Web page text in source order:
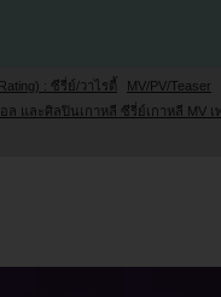
: ซีรี่ย์/วาไรตี้
MV/PV/Teaser
อล และศิลปินเกาหลี ซีรี่ย์เกาหลี MV